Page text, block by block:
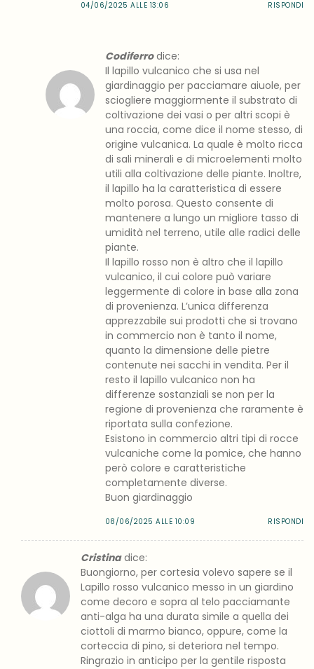
04/06/2025 ALLE 13:06 RISPONDI
Codiferro dice:
Il lapillo vulcanico che si usa nel
giardinaggio per pacciamare aiuole, per
sciogliere maggiormente il substrato di
coltivazione dei vasi o per altri scopi è
una roccia, come dice il nome stesso, di
origine vulcanica. La quale è molto ricca
di sali minerali e di microelementi molto
utili alla coltivazione delle piante. Inoltre,
il lapillo ha la caratteristica di essere
molto porosa. Questo consente di
mantenere a lungo un migliore tasso di
umidità nel terreno, utile alle radici delle
piante.
Il lapillo rosso non è altro che il lapillo
vulcanico, il cui colore può variare
leggermente di colore in base alla zona
di provenienza. L’unica differenza
apprezzabile sui prodotti che si trovano
in commercio non è tanto il nome,
quanto la dimensione delle pietre
contenute nei sacchi in vendita. Per il
resto il lapillo vulcanico non ha
differenze sostanziali se non per la
regione di provenienza che raramente è
riportata sulla confezione.
Esistono in commercio altri tipi di rocce
vulcaniche come la pomice, che hanno
però colore e caratteristiche
completamente diverse.
Buon giardinaggio
08/06/2025 ALLE 10:09 RISPONDI
Cristina dice:
Buongiorno, per cortesia volevo sapere se il
Lapillo rosso vulcanico messo in un giardino
come decoro e sopra al telo pacciamante
anti-alga ha una durata simile a quella dei
ciottoli di marmo bianco, oppure, come la
corteccia di pino, si deteriora nel tempo.
Ringrazio in anticipo per la gentile risposta